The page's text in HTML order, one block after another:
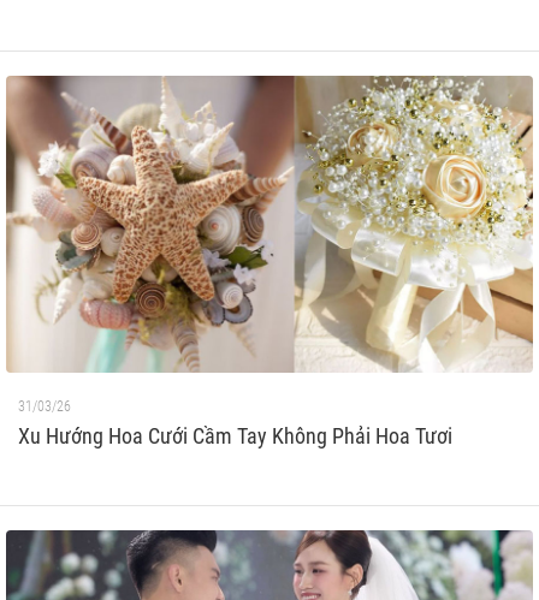
31/03/26
Xu Hướng Hoa Cưới Cầm Tay Không Phải Hoa Tươi